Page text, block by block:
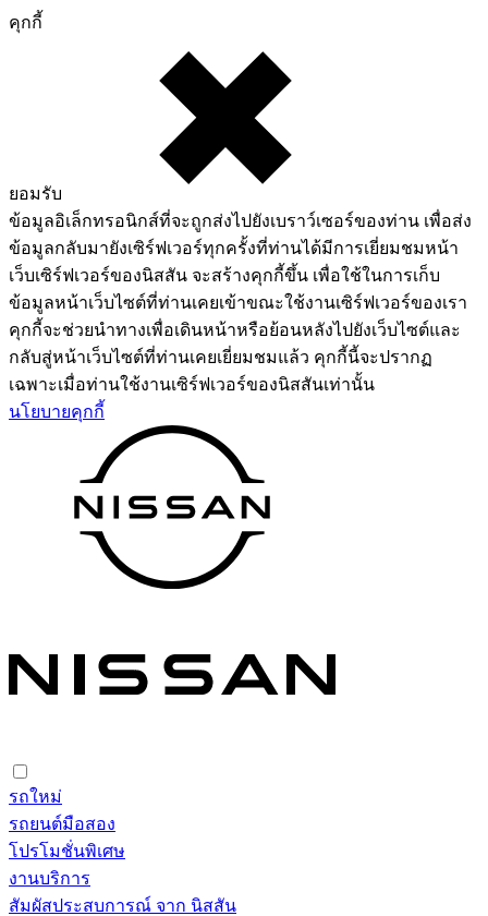
คุกกี้
ยอมรับ
ข้อมูลอิเล็กทรอนิกส์ที่จะถูกส่งไปยังเบราว์เซอร์ของท่าน เพื่อส่ง
ข้อมูลกลับมายังเซิร์ฟเวอร์ทุกครั้งที่ท่านได้มีการเยี่ยมชมหน้า
เว็บเซิร์ฟเวอร์ของนิสสัน จะสร้างคุกกี้ขึ้น เพื่อใช้ในการเก็บ
ข้อมูลหน้าเว็บไซต์ที่ท่านเคยเข้าขณะใช้งานเซิร์ฟเวอร์ของเรา
คุกกี้จะช่วยนำทางเพื่อเดินหน้าหรือย้อนหลังไปยังเว็บไซต์และ
กลับสู่หน้าเว็บไซต์ที่ท่านเคยเยี่ยมชมแล้ว คุกกี้นี้จะปรากฏ
เฉพาะเมื่อท่านใช้งานเซิร์ฟเวอร์ของนิสสันเท่านั้น
นโยบายคุกกี้
รถใหม่
รถยนต์มือสอง
โปรโมชั่นพิเศษ
งานบริการ
สัมผัสประสบการณ์ จาก นิสสัน